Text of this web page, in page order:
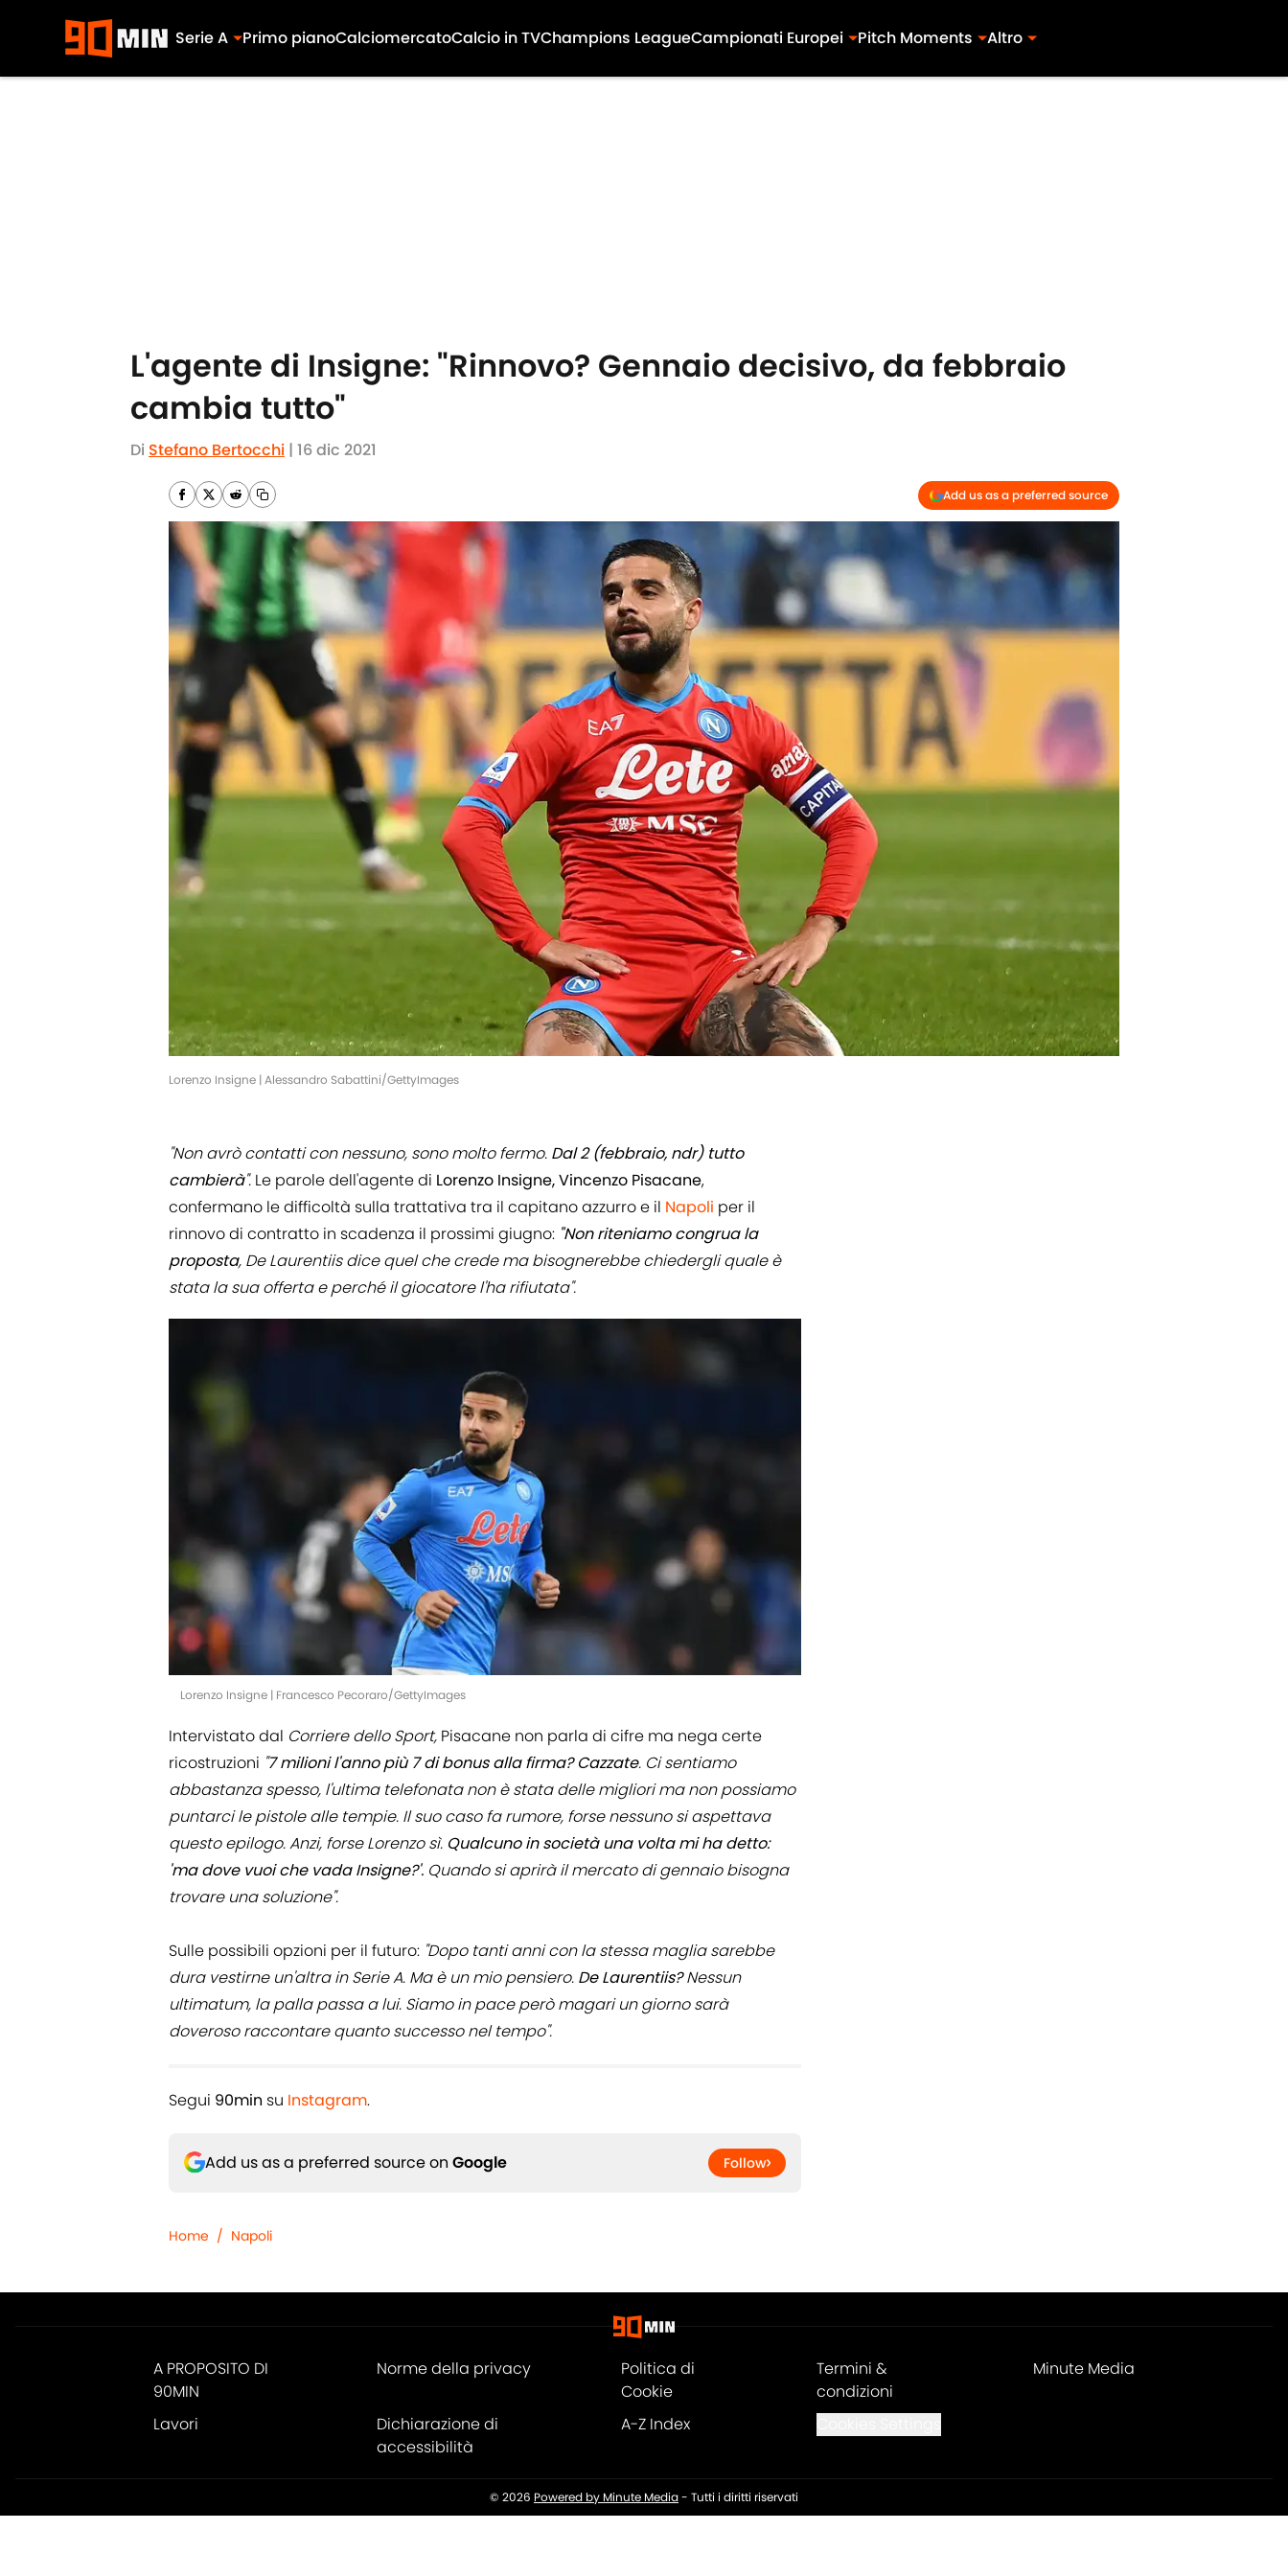
Serie A Primo pianoCalciomercatoCalcio in TVChampions LeagueCampionati Europei Pitch Moments Altro
L'agente di Insigne: "Rinnovo? Gennaio decisivo, da febbraio
cambia tutto"
Di Stefano Bertocchi | 16 dic 2021
Add us as a preferred source
Lorenzo Insigne | Alessandro Sabattini/GettyImages
"Non avrò contatti con nessuno, sono molto fermo. Dal 2 (febbraio, ndr) tutto
cambierà". Le parole dell'agente di Lorenzo Insigne, Vincenzo Pisacane,
confermano le difficoltà sulla trattativa tra il capitano azzurro e il Napoli per il
rinnovo di contratto in scadenza il prossimi giugno: "Non riteniamo congrua la
proposta, De Laurentiis dice quel che crede ma bisognerebbe chiedergli quale è
stata la sua offerta e perché il giocatore l'ha rifiutata".
Lorenzo Insigne | Francesco Pecoraro/GettyImages
Intervistato dal Corriere dello Sport, Pisacane non parla di cifre ma nega certe
ricostruzioni "7 milioni l'anno più 7 di bonus alla firma? Cazzate. Ci sentiamo
abbastanza spesso, l'ultima telefonata non è stata delle migliori ma non possiamo
puntarci le pistole alle tempie. Il suo caso fa rumore, forse nessuno si aspettava
questo epilogo. Anzi, forse Lorenzo sì. Qualcuno in società una volta mi ha detto:
'ma dove vuoi che vada Insigne?'. Quando si aprirà il mercato di gennaio bisogna
trovare una soluzione".
Sulle possibili opzioni per il futuro: "Dopo tanti anni con la stessa maglia sarebbe
dura vestirne un'altra in Serie A. Ma è un mio pensiero. De Laurentiis?Nessun
ultimatum, la palla passa a lui. Siamo in pace però magari un giorno sarà
doveroso raccontare quanto successo nel tempo".
Segui 90min su Instagram.
Add us as a preferred source on Google Follow
Home / Napoli
A PROPOSITO DI
90MIN
Norme della privacy
Politica di
Cookie
Termini &
condizioni
Minute Media
Lavori
Dichiarazione di
accessibilità
A-Z Index
© 2026 Powered by Minute Media- Tutti i diritti riservati